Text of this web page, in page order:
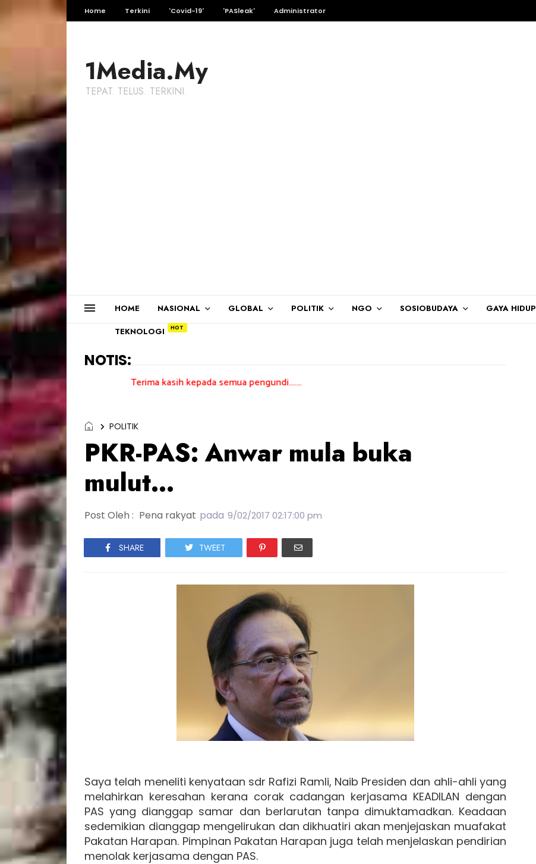
Home Terkini 'Covid-19' 'PASleak' Administrator
1Media.My
TEPAT. TELUS. TERKINI.
HOME NASIONAL GLOBAL POLITIK NGO SOSIOBUDAYA GAYA HIDUP
TEKNOLOGI
NOTIS:
Terima kasih kepada semua pengundi.......
POLITIK
PKR-PAS: Anwar mula buka
mulut...
Post Oleh : Pena rakyat pada 9/02/2017 02:17:00 pm
SHARE TWEET
Saya telah meneliti kenyataan sdr Rafizi Ramli, Naib Presiden dan ahli-ahli yang
melahirkan keresahan kerana corak cadangan kerjasama KEADILAN dengan
PAS yang dianggap samar dan berlarutan tanpa dimuktamadkan. Keadaan
sedemikian dianggap mengelirukan dan dikhuatiri akan menjejaskan muafakat
Pakatan Harapan. Pimpinan Pakatan Harapan juga telah menjelaskan pendirian
menolak kerjasama dengan PAS.